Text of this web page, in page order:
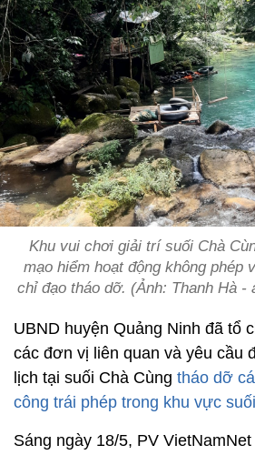
Khu vui chơi giải trí suối Chà
mạo hiểm hoạt động không phép
chỉ đạo tháo dỡ. (Ảnh: Thanh Hà -
UBND huyện Quảng Ninh đã tổ
các đơn vị liên quan và yêu cầu
lịch tại suối Chà Cùng tháo dỡ
công trái phép trong khu vực
Sáng ngày 18/5, PV